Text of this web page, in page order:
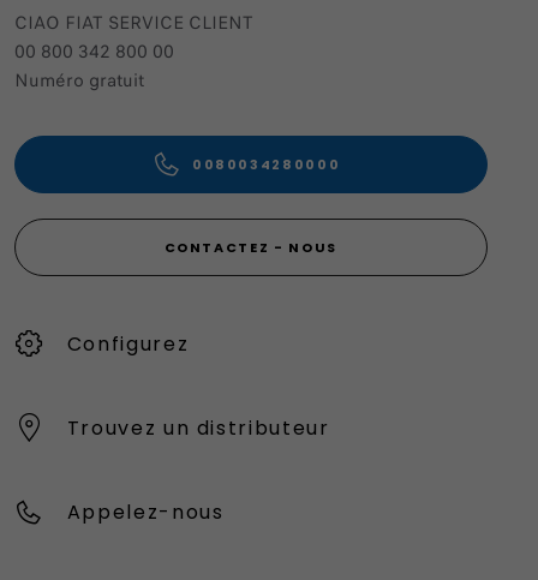
CIAO FIAT SERVICE CLIENT
00 800 342 800 00
Numéro gratuit
0080034280000
CONTACTEZ - NOUS
Configurez
Trouvez un distributeur
Appelez-nous